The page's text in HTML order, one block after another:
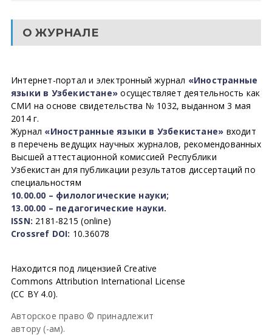
О ЖУРНАЛЕ
Интернет-портал и электронный журнал «Иностранные
языки в Узбекистане» осуществляет деятельность как
СМИ на основе свидетельства № 1032, выданном 3 мая
2014 г.
Журнал «Иностранные языки в Узбекистане» входит
в перечень ведущих научных журналов, рекомендованных
Высшей аттестационной комиссией Республики
Узбекистан для публикации результатов диссертаций по
специальностям
10.00.00 – филологические науки;
13.00.00 – педагогические науки.
ISSN: 2181-8215 (online)
Crossref DOI: 10.36078
Находится под лицензией Creative
Commons Attribution International License
(CC BY 4.0).
Авторское право © принадлежит
автору (-ам).